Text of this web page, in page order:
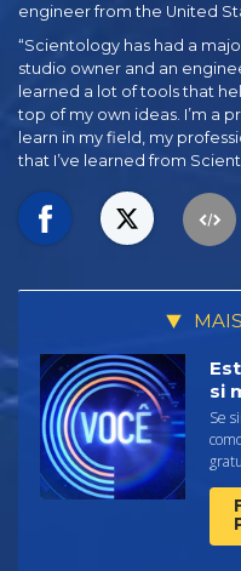
engineer from the United
“Scientology has had a
studio owner and an
learned a lot of tools that
top of my own ideas. I’m a
learn in my field, my
that I’ve learned from
si
Se